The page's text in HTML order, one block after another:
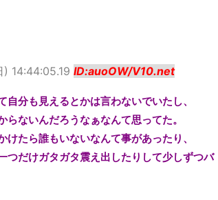
14:44:05.19 ID:auoOW/V10.net
分も見えるとかは言わないでいたし、
ないんだろうなぁなんて思ってた。
たら誰もいないなんて事があったり、
つだけガタガタ震え出したりして少しずつバ